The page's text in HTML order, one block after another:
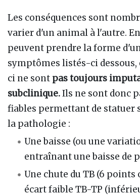
Les conséquences sont
varier d'un animal à l'autre.
peuvent prendre la forme
symptômes listés-ci dessous,
ci ne sont pas toujours
subclinique.Ils ne sont donc
fiables permettant de statuer
la pathologie :
Une baisse (ou une
entraînant une baisse de
Une chute du TB (6 points
écart faible TB-TP